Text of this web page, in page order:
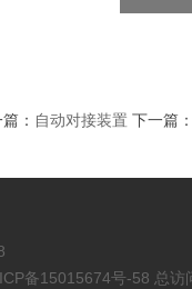
篇： 自动对接装置 下一篇
备15015674号-58 总访